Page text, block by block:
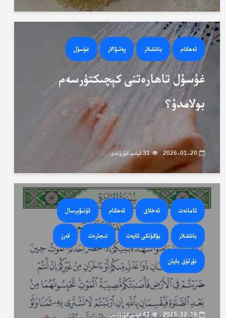
ئەھكام باشقىلار پەتىۋالار غۇسۇل
غۇسۇل تاھارەتنى كېچىكتۈرسەم
بولامدۇ؟
2026-01-20 31 قېتىم كۆرۈلدى
ئامانەت ئەخلاق ئەھكام ئۇنىۋېرسال
باشقىلار بۈگۈنكى ئايەت تىجارەت قەرز
نۇرلۇق بايان
...
2025-12-16 42 قېتىم كۆرۈلدى